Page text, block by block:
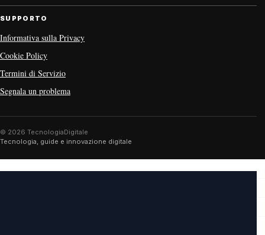
SUPPORTO
Informativa sulla Privacy
Cookie Policy
Termini di Servizio
Segnala un problema
© 2026 TecnologiaDigitale
Tecnologia, guide e innovazione digitale